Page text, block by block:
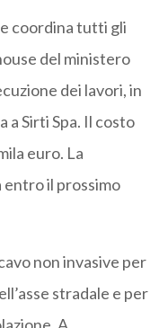
coordina tutti gli
del ministero
dei lavori, in
Sirti Spa. Il costo
euro. La
entro il prossimo
non invasive per
stradale e per